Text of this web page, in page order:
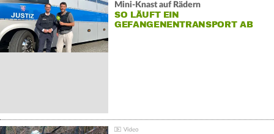
Mini-Knast auf Rädern
SO LÄUFT EIN
GEFANGENENTRANSPORT AB